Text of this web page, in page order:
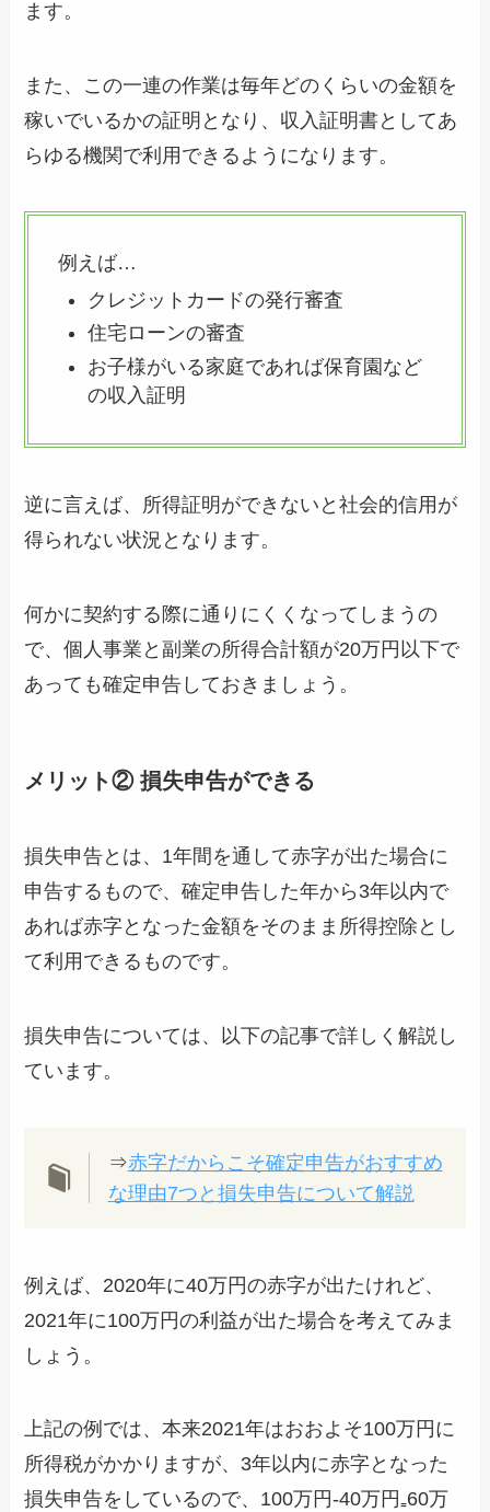
ます。
また、この一連の作業は毎年どのくらいの金額を
稼いでいるかの証明となり、収入証明書としてあ
らゆる機関で利用できるようになります。
例えば…
クレジットカードの発行審査
住宅ローンの審査
お子様がいる家庭であれば保育園など
の収入証明
逆に言えば、所得証明ができないと社会的信用が
得られない状況となります。
何かに契約する際に通りにくくなってしまうの
で、個人事業と副業の所得合計額が20万円以下で
あっても確定申告しておきましょう。
メリット② 損失申告ができる
損失申告とは、1年間を通して赤字が出た場合に
申告するもので、確定申告した年から3年以内で
あれば赤字となった金額をそのまま所得控除とし
て利用できるものです。
損失申告については、以下の記事で詳しく解説し
ています。
⇒赤字だからこそ確定申告がおすすめ
な理由7つと損失申告について解説
例えば、2020年に40万円の赤字が出たけれど、
2021年に100万円の利益が出た場合を考えてみま
しょう。
上記の例では、本来2021年はおおよそ100万円に
所得税がかかりますが、3年以内に赤字となった
損失申告をしているので、100万円-40万円₌60万